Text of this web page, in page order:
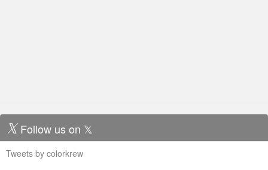
Follow us on 𝕏
Tweets by colorkrew